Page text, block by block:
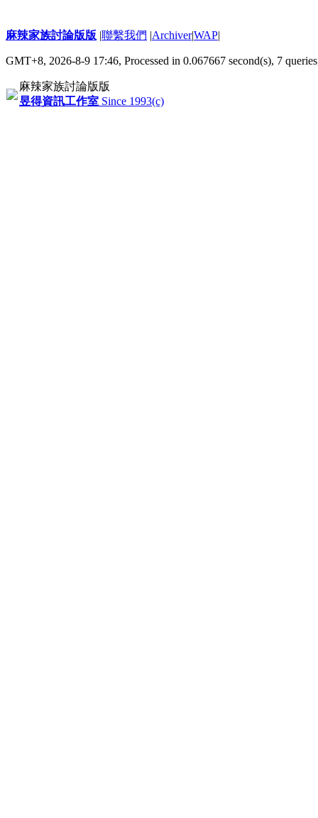
麻辣家族討論版版 |聯繫我們 |Archiver|WAP|
GMT+8, 2026-8-9 17:46, Processed in 0.067667 second(s), 7
麻辣家族討論版版
昱得資訊工作室 Since 1993(c)